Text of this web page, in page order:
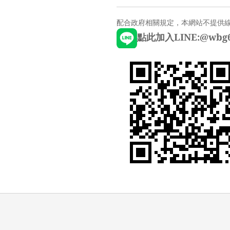
配合政府相關規定，本網站不提供
點此加入